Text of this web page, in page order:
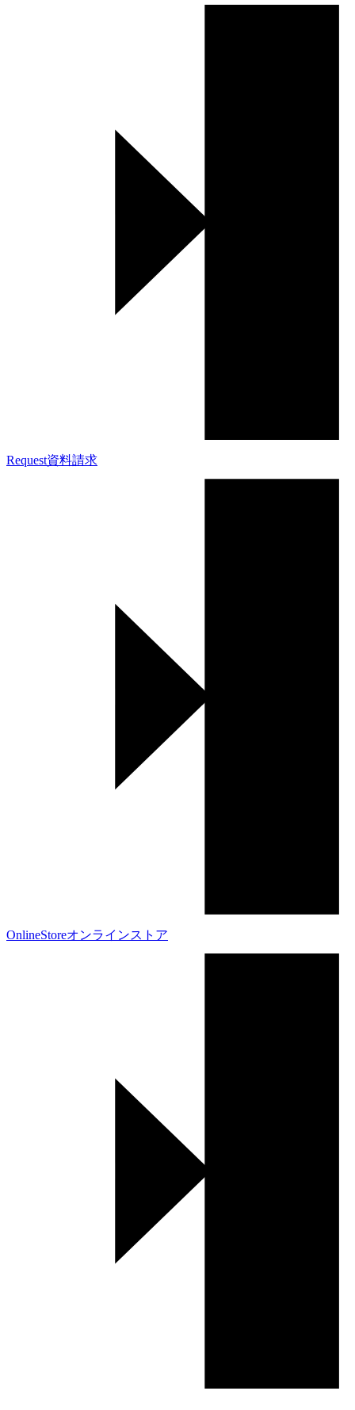
Request資料請求
OnlineStoreオンラインストア